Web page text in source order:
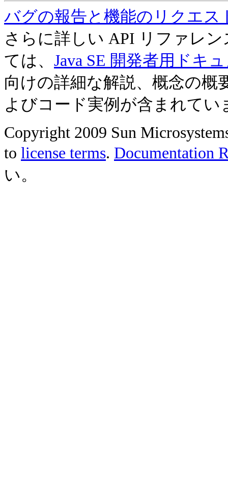
バグの報告と機能のリクエス
さらに詳しい API リファレ
ては、 Java SE 開発者用ドキ
向けの詳細な解説、概念の概
よびコード実例が含まれてい
Copyright 2009 Sun
to license terms. Documentation
い。